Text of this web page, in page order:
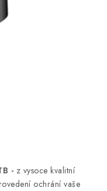
- z vysoce kvalitní
ochrání vaše